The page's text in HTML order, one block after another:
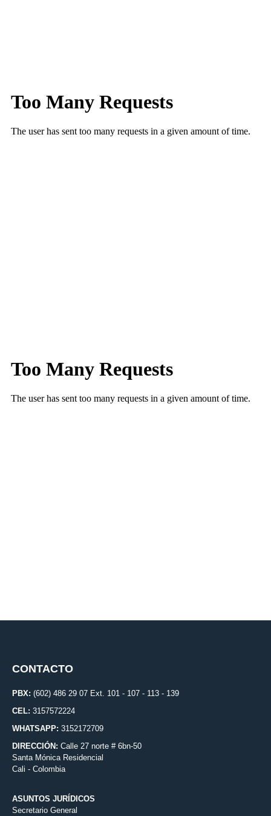
CONTACTO
PBX: (602) 486 29 07 Ext. 101 - 107 - 113 - 139
CEL: 3157572224
WHATSAPP: 3152172709
DIRECCIÓN: Calle 27 norte # 6bn-50
Santa Mónica Residencial
Cali - Colombia
ASUNTOS JURÍDICOS
Secretario General